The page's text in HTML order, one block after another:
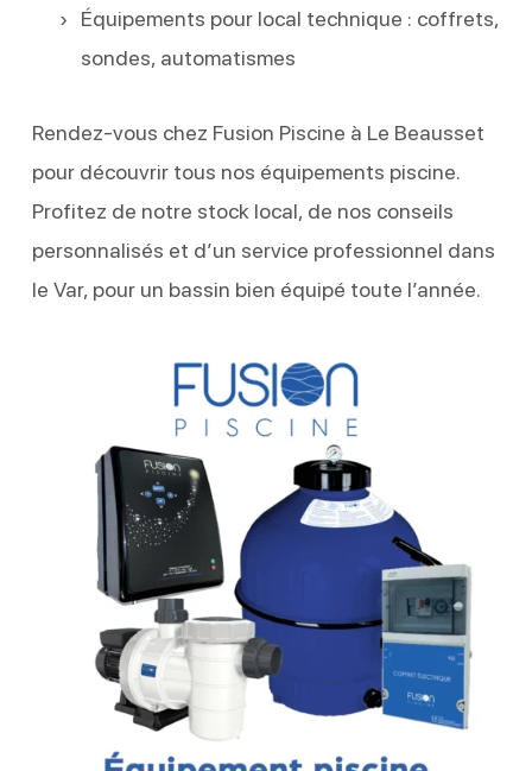
Équipements pour local technique : coffrets,
sondes, automatismes
Rendez-vous chez Fusion Piscine à Le Beausset
pour découvrir tous nos équipements piscine.
Profitez de notre stock local, de nos conseils
personnalisés et d’un service professionnel dans
le Var, pour un bassin bien équipé toute l’année.